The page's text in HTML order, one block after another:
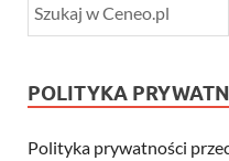
POLITYKA
Polityka prywatności